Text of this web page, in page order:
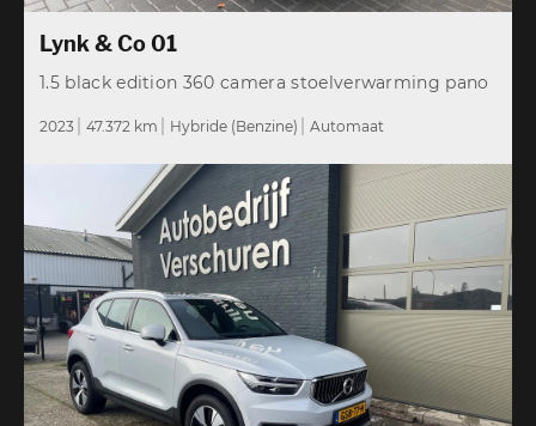
Lynk & Co 01
1.5 black edition 360 camera stoelverwarming pano
2023 47.372 km Hybride (Benzine) Automaat